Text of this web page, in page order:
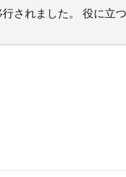
されました。 役に立